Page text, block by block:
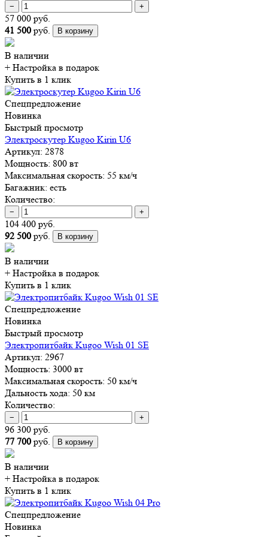
− +
57 000 руб.
41 500 руб. В корзину
В наличии
+ Настройка в подарок
Купить в 1 клик
Спецпредложение
Новинка
Быстрый просмотр
Электроскутер Kugoo Kirin U6
Артикул: 2878
Мощность: 800 вт
Максимальная скорость: 55 км/ч
Багажник: есть
Количество:
− +
104 400 руб.
92 500 руб. В корзину
В наличии
+ Настройка в подарок
Купить в 1 клик
Спецпредложение
Новинка
Быстрый просмотр
Электропитбайк Kugoo Wish 01 SE
Артикул: 2967
Мощность: 3000 вт
Максимальная скорость: 50 км/ч
Дальность хода: 50 км
Количество:
− +
96 300 руб.
77 700 руб. В корзину
В наличии
+ Настройка в подарок
Купить в 1 клик
Спецпредложение
Новинка